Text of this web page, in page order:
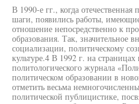
В 1990-е гг., когда
шаги, появились работы,
отношение непосредственно к
образования. Так, значительное
социализации, политическому
культуре.4 В 1992 г. на
политологического журнала
политическом образовании в
отметить весьма
политической публицистике,